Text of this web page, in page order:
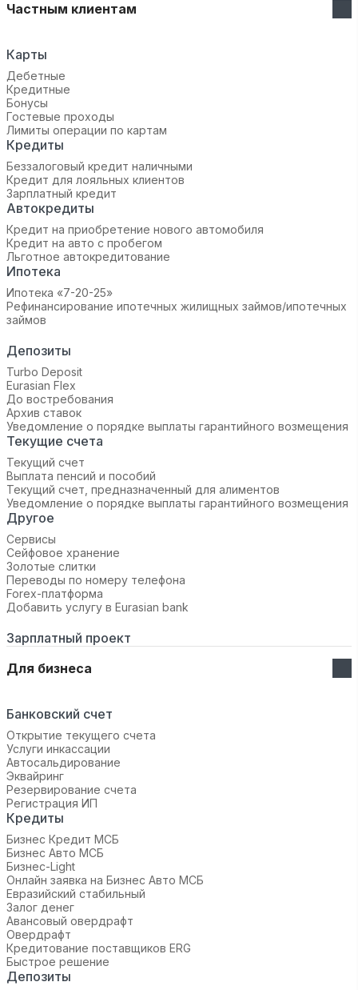
Частным клиентам
Карты
Дебетные
Кредитные
Бонусы
Гостевые проходы
Лимиты операции по картам
Кредиты
Беззалоговый кредит наличными
Кредит для лояльных клиентов
Зарплатный кредит
Автокредиты
Кредит на приобретение нового автомобиля
Кредит на авто с пробегом
Льготное автокредитование
Ипотека
Ипотека «7-20-25»‬
Рефинансирование ипотечных жилищных займов/ипотечных
займов
Депозиты
Turbo Deposit
Eurasian Flex
До востребования
Архив ставок
Уведомление о порядке выплаты гарантийного возмещения
Текущие счета
Текущий счет
Выплата пенсий и пособий
Текущий счет, предназначенный для алиментов
Уведомление о порядке выплаты гарантийного возмещения
Другое
Сервисы
Сейфовое хранение
Золотые слитки
Переводы по номеру телефона
Forex-платформа
Добавить услугу в Eurasian bank
Зарплатный проект
Для бизнеса
Банковский счет
Открытие текущего счета
Услуги инкассации
Автосальдирование
Эквайринг
Резервирование счета
Регистрация ИП
Кредиты
Бизнес Кредит МСБ
Бизнес Авто МСБ
Бизнес-Light
Онлайн заявка на Бизнес Авто МСБ
Евразийский стабильный
Залог денег
Авансовый овердрафт
Овердрафт
Кредитование поставщиков ERG
Быстрое решение
Депозиты